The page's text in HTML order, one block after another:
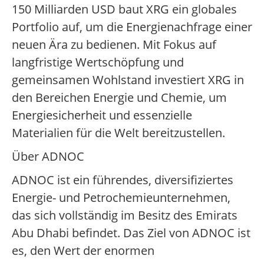
150 Milliarden USD baut XRG ein globales
Portfolio auf, um die Energienachfrage einer
neuen Ära zu bedienen. Mit Fokus auf
langfristige Wertschöpfung und
gemeinsamen Wohlstand investiert XRG in
den Bereichen Energie und Chemie, um
Energiesicherheit und essenzielle
Materialien für die Welt bereitzustellen.
Über ADNOC
ADNOC ist ein führendes, diversifiziertes
Energie- und Petrochemieunternehmen,
das sich vollständig im Besitz des Emirats
Abu Dhabi befindet. Das Ziel von ADNOC ist
es, den Wert der enormen